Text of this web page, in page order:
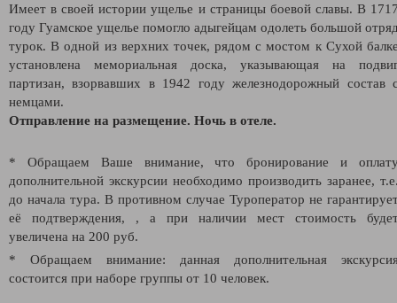
Имеет в своей истории ущелье и страницы боевой славы. В
году Гуамское ущелье помогло адыгейцам одолеть большой
турок. В одной из верхних точек, рядом с мостом к Сухой
установлена мемориальная доска, указывающая на
партизан, взорвавших в 1942 году железнодорожный состав
немцами.
Отправление на размещение. Ночь в отеле.
* Обращаем Ваше внимание, что бронирование и
дополнительной экскурсии необходимо производить заранее,
до начала тура. В противном случае Туроператор не
её подтверждения, , а при наличии мест стоимость
увеличена на 200 руб.
* Обращаем внимание: данная дополнительная
состоится при наборе группы от 10 человек.